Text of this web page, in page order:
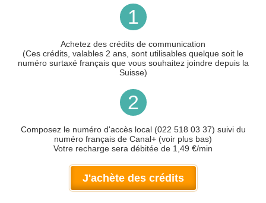
1
Achetez des crédits de communication
(Ces crédits, valables 2 ans, sont utilisables quelque soit le
numéro surtaxé français que vous souhaitez joindre depuis la
Suisse)
2
Composez le numéro d'accès local (022 518 03 37) suivi du
numéro français de Canal+ (voir plus bas)
Votre recharge sera débitée de 1,49 €/min
J'achète des crédits